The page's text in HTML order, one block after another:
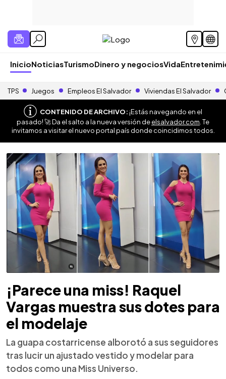
InicioNoticiasTurismoDinero y negociosVida
TPS Juegos Empleos El Salvador Viviendas El Salvador
CONTENIDO DE ARCHIVO:¡Estás navegando en el
pasado! 🚀 Da el salto a la nueva versión deelsalvador.com . Te
invitamos a visitar el nuevo portal país donde coincidimos todos.
¡Parece una miss! Raquel
Vargas muestra sus dotes para
el modelaje
La guapa costarricense alborotó a sus seguidores
tras lucir un ajustado vestido y modelar para
todos como una Miss Universo.